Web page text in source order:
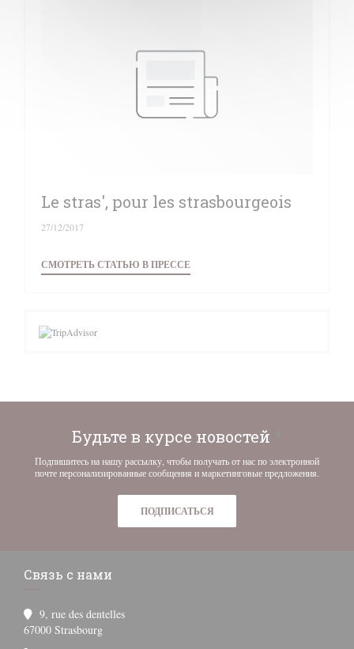
Le stras', pour les strasbourgeois
27/12/2017
СМОТРЕТЬ СТАТЬЮ В ПРЕССЕ((ОТКРЫВАЕТСЯ В НОВОМ ОКНЕ))
Будьте в курсе новостей
Подпишитесь на нашу рассылку, чтобы получать от нас по электронной
почте персонализированные сообщения и маркетинговые предложения.
ПОДПИСАТЬСЯ
Связь с нами
9, rue des dentelles
67000 Strasbourg((открывается в новом окне))